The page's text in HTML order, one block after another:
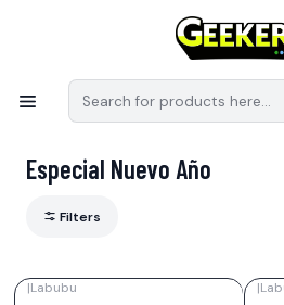
Recuerda que las preventas tiene
Chile, pueden modificar sus fechas
Home Nuevo Año
Especial Nuevo Año
Filters
|Labubu |